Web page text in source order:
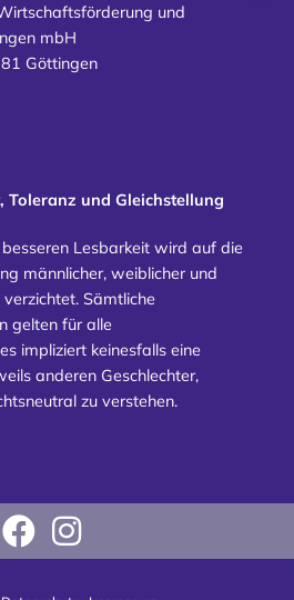
und
mbH
Göttingen
und Gleichstellung
Lesbarkeit wird auf die
männlicher, weiblicher und
Sämtliche
gelten für alle
impliziert keinesfalls eine
anderen Geschlechter,
zu verstehen.